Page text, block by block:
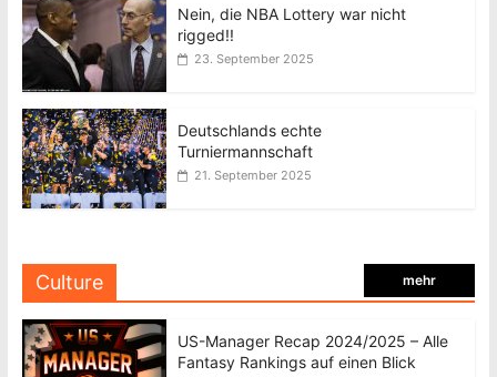
Nein, die NBA Lottery war nicht
rigged!!
23. September 2025
Deutschlands echte
Turniermannschaft
21. September 2025
Culture mehr
US-Manager Recap 2024/2025 – Alle
Fantasy Rankings auf einen Blick